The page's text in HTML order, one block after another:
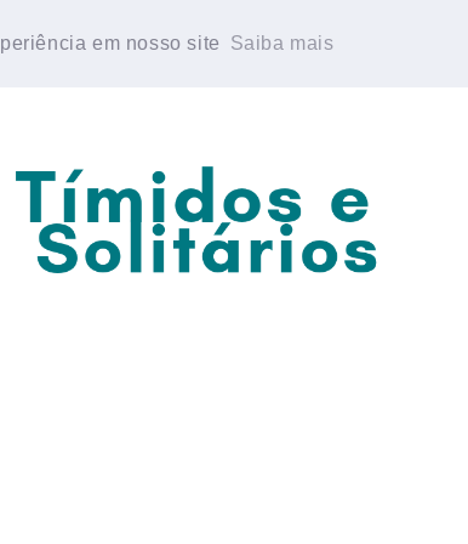
em nosso site Saiba mais
em nosso site Saiba mais
GRUPO DE WHATSAPP